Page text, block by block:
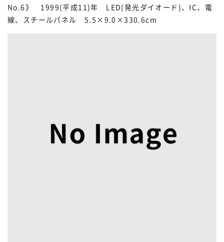
No.6》 1999(平成11)年 LED(発光ダイオード)、IC、電
線、スチールパネル 5.5×9.0×330.6cm